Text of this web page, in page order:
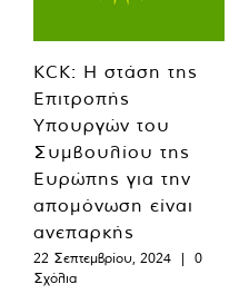
KCK: Η στάση της
Επιτροπής
Υπουργών του
Συμβουλίου της
Ευρώπης για την
απομόνωση είναι
ανεπαρκής
22 Σεπτεμβρίου, 2024 |
0
Σχόλια